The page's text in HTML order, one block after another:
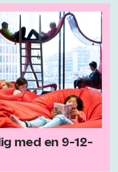
med en 9-12-